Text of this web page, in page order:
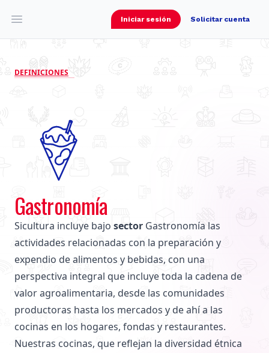
Open main menu Iniciar sesión Solicitar cuenta
DEFINICIONES
Gastronomía
Sicultura incluye bajo sector Gastronomía las
actividades relacionadas con la preparación y
expendio de alimentos y bebidas, con una
perspectiva integral que incluye toda la cadena de
valor agroalimentaria, desde las comunidades
productoras hasta los mercados y de ahí a las
cocinas en los hogares, fondas y restaurantes.
Nuestras cocinas, que reflejan la diversidad étnica